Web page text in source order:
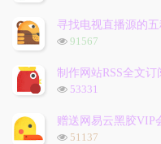
次
数:
寻找电视直播源的
浏
次
数:
91567
制作网站RSS全文订
浏
次
数:
53331
赠送网易云黑胶VIP
浏
51137